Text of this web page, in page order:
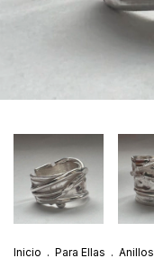
Inicio . Para Ellas . Anillos